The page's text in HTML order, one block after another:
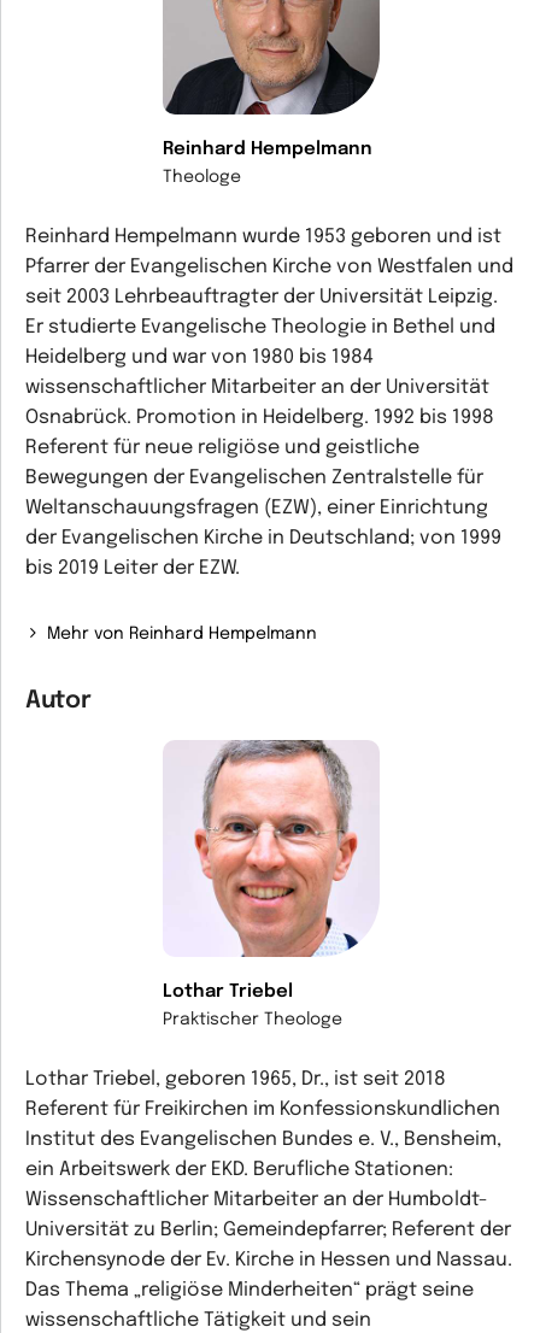
Reinhard Hempelmann
Theologe
Reinhard Hempelmann wurde 1953 geboren und ist
Pfarrer der Evangelischen Kirche von Westfalen und
seit 2003 Lehrbeauftragter der Universität Leipzig.
Er studierte Evangelische Theologie in Bethel und
Heidelberg und war von 1980 bis 1984
wissenschaftlicher Mitarbeiter an der Universität
Osnabrück. Promotion in Heidelberg. 1992 bis 1998
Referent für neue religiöse und geistliche
Bewegungen der Evangelischen Zentralstelle für
Weltanschauungsfragen (EZW), einer Einrichtung
der Evangelischen Kirche in Deutschland; von 1999
bis 2019 Leiter der EZW.
Mehr von Reinhard Hempelmann
Autor
Lothar Triebel
Praktischer Theologe
Lothar Triebel, geboren 1965, Dr., ist seit 2018
Referent für Freikirchen im Konfessionskundlichen
Institut des Evangelischen Bundes e. V., Bensheim,
ein Arbeitswerk der EKD. Berufliche Stationen:
Wissenschaftlicher Mitarbeiter an der Humboldt-
Universität zu Berlin; Gemeindepfarrer; Referent der
Kirchensynode der Ev. Kirche in Hessen und Nassau.
Das Thema „religiöse Minderheiten“ prägt seine
wissenschaftliche Tätigkeit und sein